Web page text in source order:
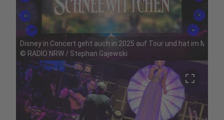
Disney in Concert geht auch in 2025 auf Tour und hat im Mai
© RADIO NRW / Stephan Gajewski
crop_free